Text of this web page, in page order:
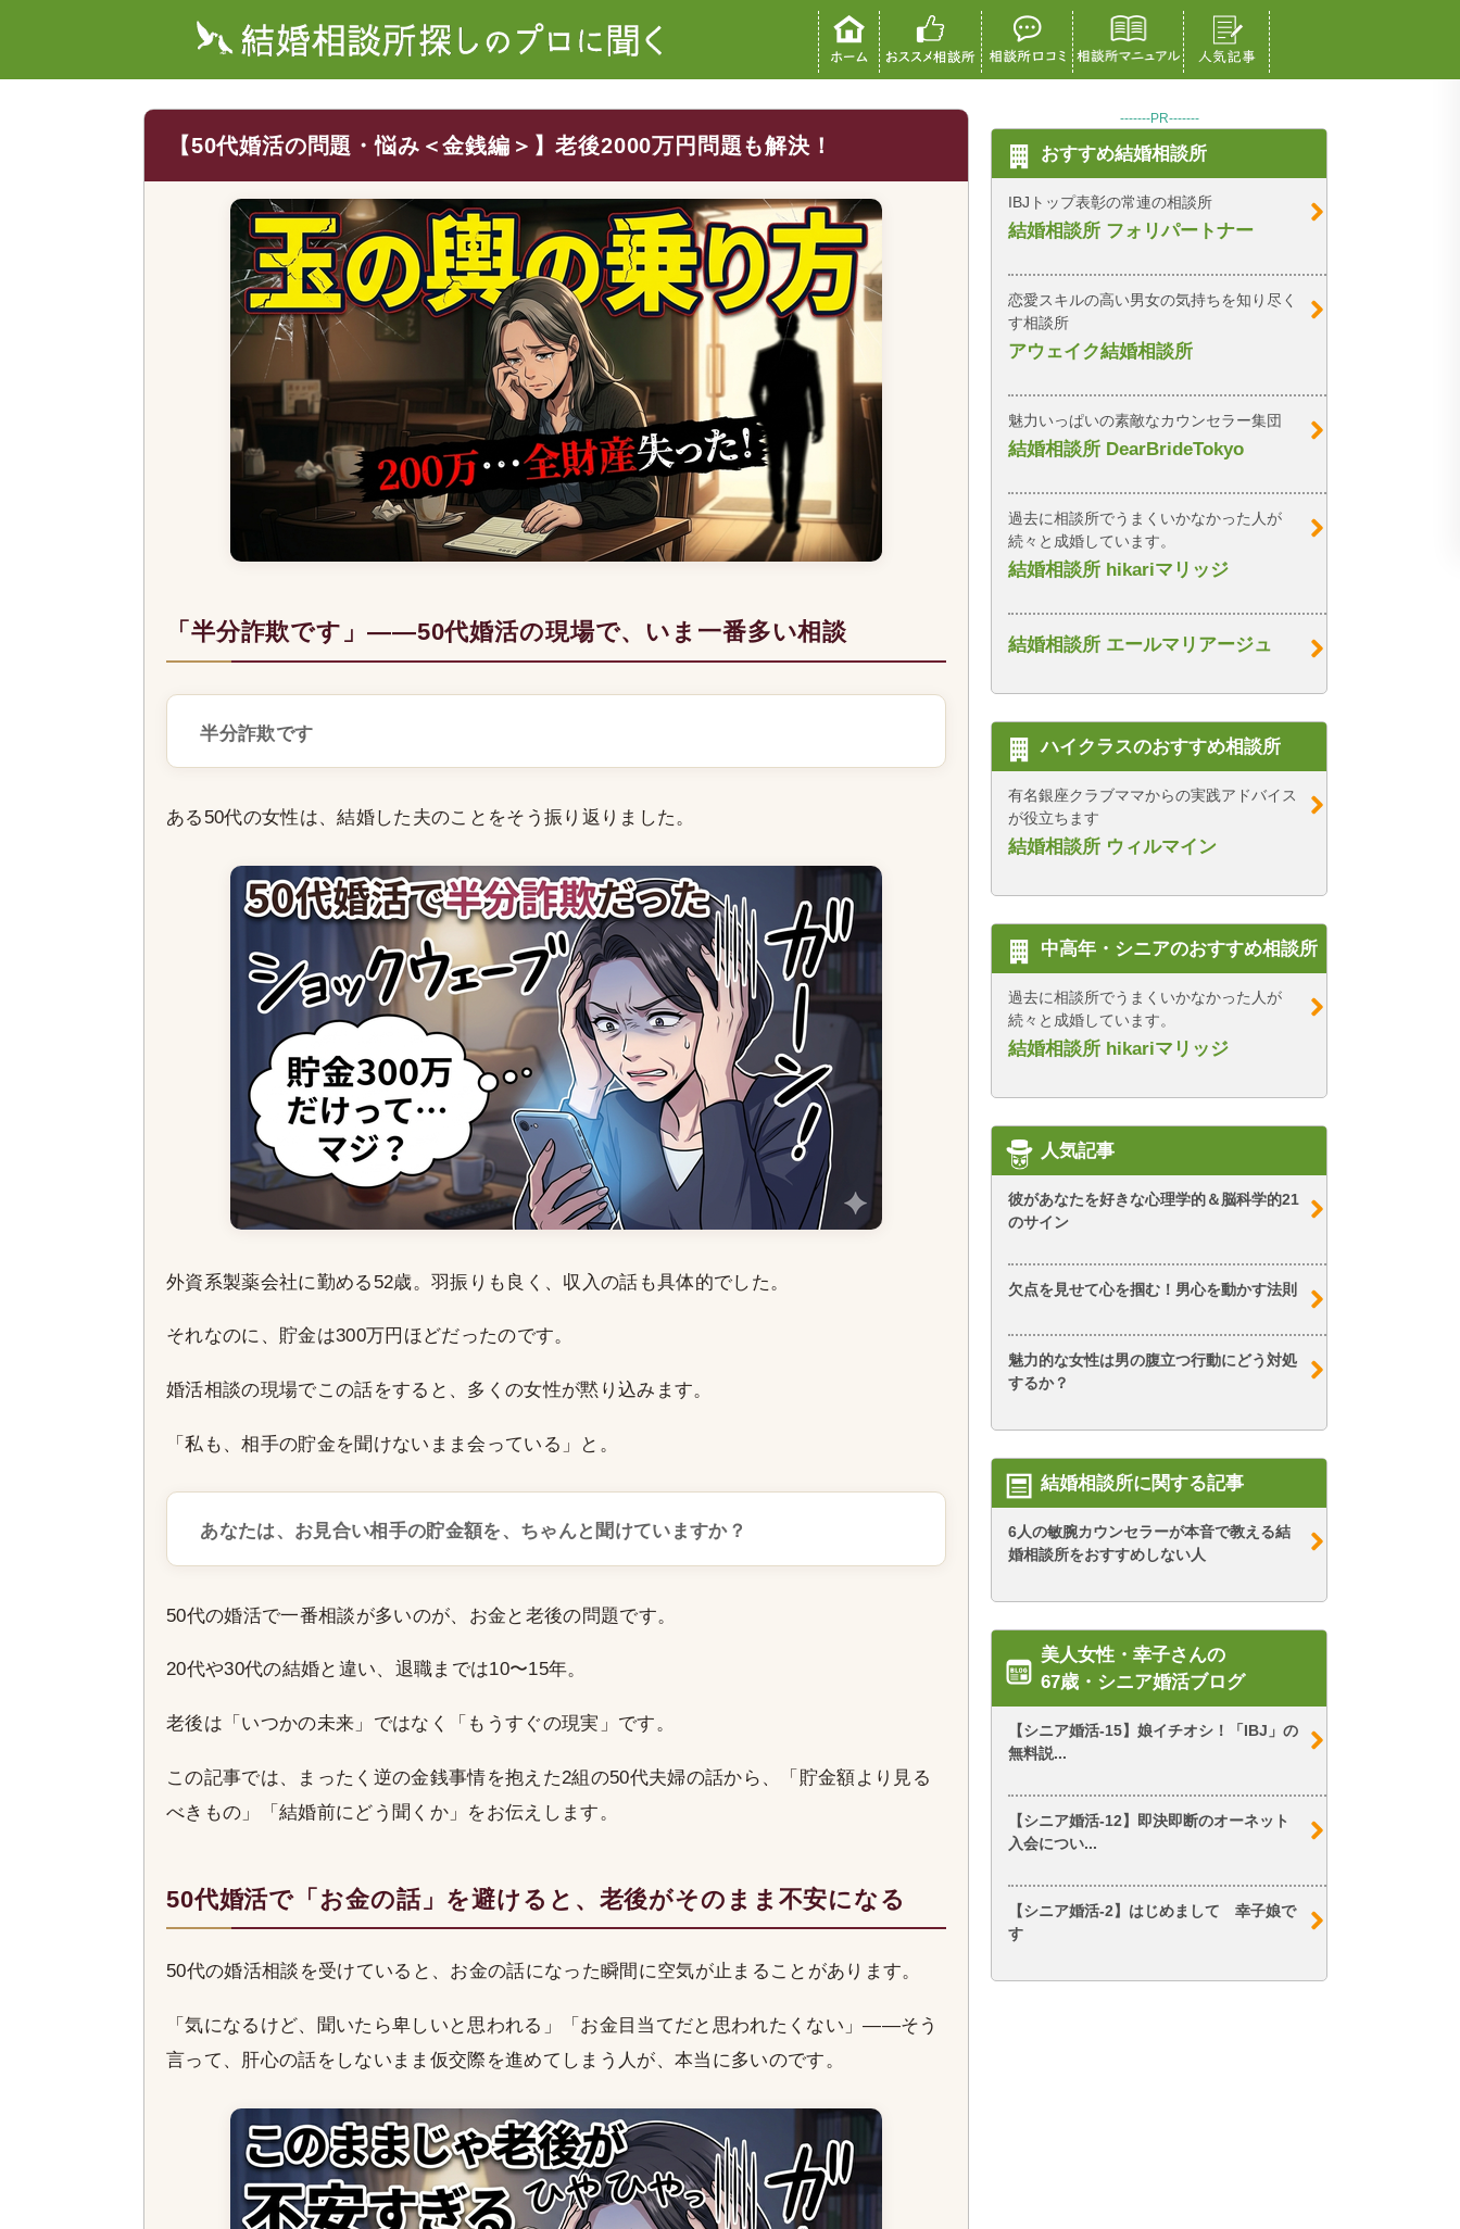
【50代婚活の問題・悩み＜金銭編＞】老後2000万円問題も解決！
「半分詐欺です」——50代婚活の現場で、いま一番多い相談
半分詐欺です
ある50代の女性は、結婚した夫のことをそう振り返りました。
外資系製薬会社に勤める52歳。羽振りも良く、収入の話も具体的でした。
それなのに、貯金は300万円ほどだったのです。
婚活相談の現場でこの話をすると、多くの女性が黙り込みます。
「私も、相手の貯金を聞けないまま会っている」と。
あなたは、お見合い相手の貯金額を、ちゃんと聞けていますか？
50代の婚活で一番相談が多いのが、お金と老後の問題です。
20代や30代の結婚と違い、退職までは10〜15年。
老後は「いつかの未来」ではなく「もうすぐの現実」です。
この記事では、まったく逆の金銭事情を抱えた2組の50代夫婦の話から、「貯金額より見る
べきもの」「結婚前にどう聞くか」をお伝えします。
50代婚活で「お金の話」を避けると、老後がそのまま不安になる
50代の婚活相談を受けていると、お金の話になった瞬間に空気が止まることがあります。
「気になるけど、聞いたら卑しいと思われる」「お金目当てだと思われたくない」——そう
言って、肝心の話をしないまま仮交際を進めてしまう人が、本当に多いのです。
-------PR-------
おすすめ結婚相談所
IBJトップ表彰の常連の相談所
結婚相談所 フォリパートナー
恋愛スキルの高い男女の気持ちを知り尽く
す相談所
アウェイク結婚相談所
魅力いっぱいの素敵なカウンセラー集団
結婚相談所 DearBrideTokyo
過去に相談所でうまくいかなかった人が
続々と成婚しています。
結婚相談所 hikariマリッジ
結婚相談所 エールマリアージュ
ハイクラスのおすすめ相談所
有名銀座クラブママからの実践アドバイス
が役立ちます
結婚相談所 ウィルマイン
中高年・シニアのおすすめ相談所
過去に相談所でうまくいかなかった人が
続々と成婚しています。
結婚相談所 hikariマリッジ
人気記事
彼があなたを好きな心理学的＆脳科学的21
のサイン
欠点を見せて心を掴む！男心を動かす法則
魅力的な女性は男の腹立つ行動にどう対処
するか？
結婚相談所に関する記事
6人の敏腕カウンセラーが本音で教える結
婚相談所をおすすめしない人
美人女性・幸子さんの
67歳・シニア婚活ブログ
【シニア婚活-15】娘イチオシ！「IBJ」の
無料説...
【シニア婚活-12】即決即断のオーネット
入会につい...
【シニア婚活-2】はじめまして 幸子娘で
す